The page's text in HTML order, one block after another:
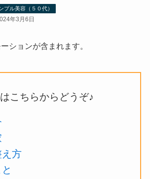
プル美容（５０代）
年3月6日
ションが含まれます。
こちらからどうぞ♪
方